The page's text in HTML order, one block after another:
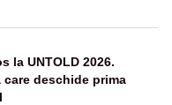
la UNTOLD 2026.
deschide prima